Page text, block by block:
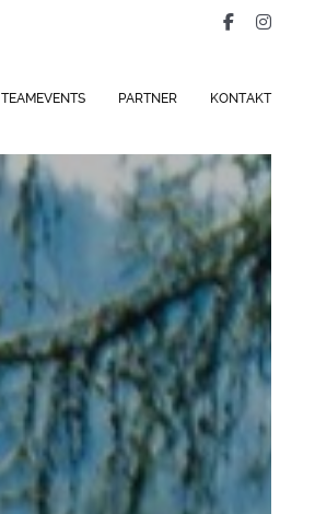
TEAMEVENTS PARTNER KONTAKT